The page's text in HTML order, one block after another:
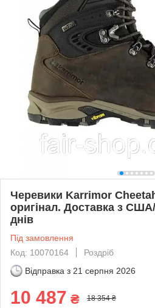
Черевики Karrimor
оригінал. Доставка з
днів
Під замовлення
Код: 10070164
Роздріб
Відправка з 21 серпня 2026
10 487 ₴ 18 354 ₴